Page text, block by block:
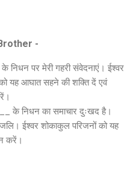
-
निधन पर मेरी गहरी संवेदनाएं। ईश्वर
यह आघात सहने की शक्ति दें एवं
के निधन का समाचार दुःखद है।
ईश्वर शोकाकुल परिजनों को यह
करें।